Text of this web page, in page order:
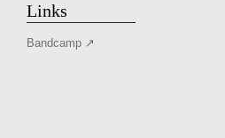
Links
Bandcamp ↗